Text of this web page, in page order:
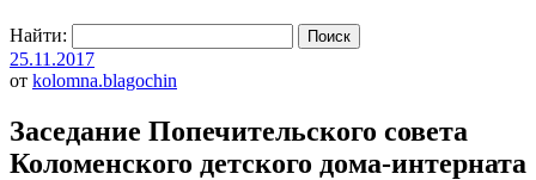
Найти:
25.11.2017
от kolomna.blagochin
Заседание Попечительского совета
Коломенского детского дома-интерната